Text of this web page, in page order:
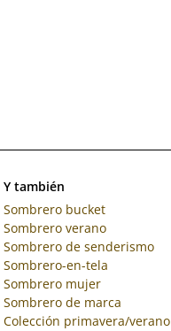
Y también
Sombrero bucket
Sombrero verano
Sombrero de senderismo
Sombrero-en-tela
Sombrero mujer
Sombrero de marca
Colección primavera/verano